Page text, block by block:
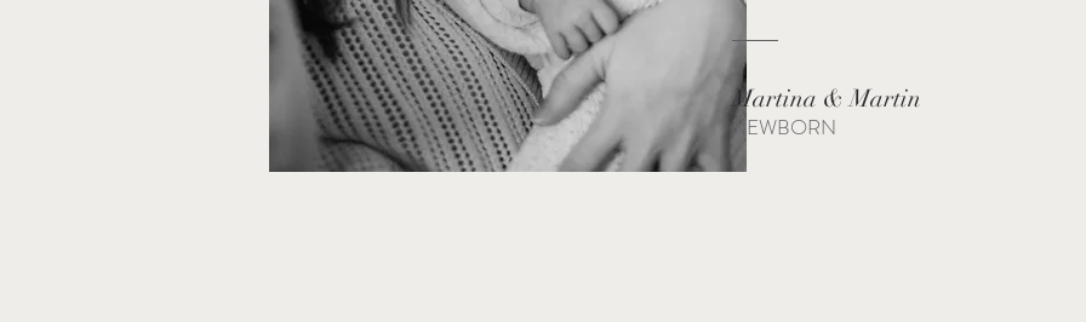
Martina & Martin
NEWBORN